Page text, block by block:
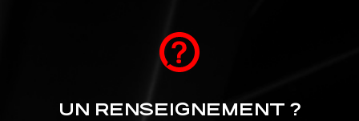
UN RENSEIGNEMENT ?